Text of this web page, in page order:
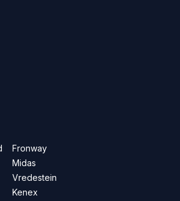
Fronway
Midas
Vredestein
Kenex